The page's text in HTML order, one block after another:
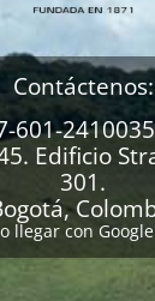
Contáctenos:
601-
Edificio
301.
llegar con